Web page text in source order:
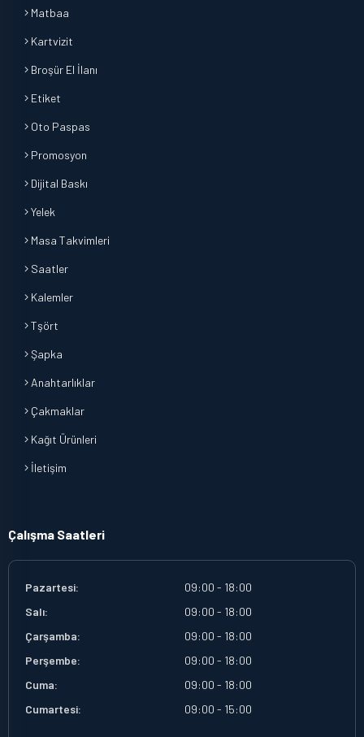
Matbaa
Kartvizit
Broşür El İlanı
Etiket
Oto Paspas
Promosyon
Dijital Baskı
Yelek
Masa Takvimleri
Saatler
Kalemler
Tşört
Şapka
Anahtarlıklar
Çakmaklar
Kağıt Ürünleri
İletişim
Çalışma Saatleri
Pazartesi:
09:00 - 18:00
Salı:
09:00 - 18:00
Çarşamba:
09:00 - 18:00
Perşembe:
09:00 - 18:00
Cuma:
09:00 - 18:00
Cumartesi:
09:00 - 15:00